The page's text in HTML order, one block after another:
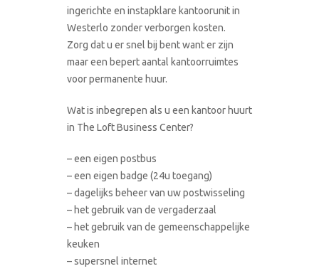
ingerichte en instapklare kantoorunit in
Westerlo zonder verborgen kosten.
Zorg dat u er snel bij bent want er zijn
maar een bepert aantal kantoorruimtes
voor permanente huur.
Wat is inbegrepen als u een kantoor huurt
in The Loft Business Center?
– een eigen postbus
– een eigen badge (24u toegang)
– dagelijks beheer van uw postwisseling
– het gebruik van de vergaderzaal
– het gebruik van de gemeenschappelijke
keuken
– supersnel internet